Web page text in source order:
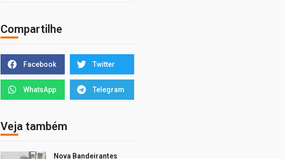
Compartilhe
Facebook Twitter
WhatsApp Telegram
Veja também
Nova Bandeirantes